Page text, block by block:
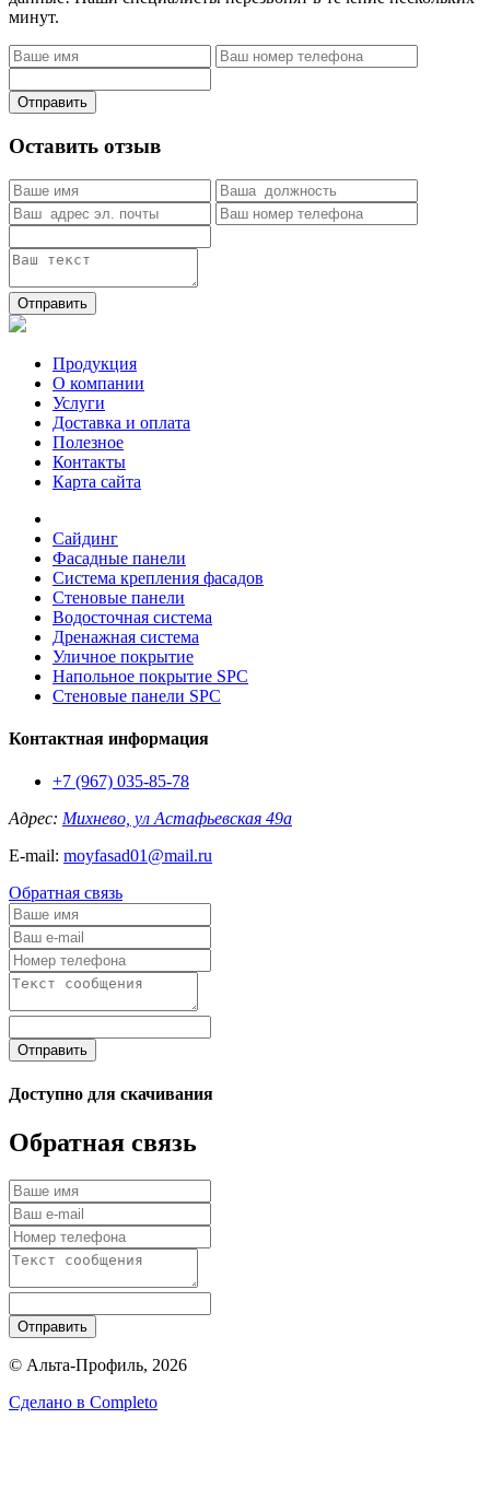
минут.
Отправить
Оставить отзыв
Отправить
Продукция
О компании
Услуги
Доставка и оплата
Полезное
Контакты
Карта сайта
Сайдинг
Фасадные панели
Система крепления фасадов
Стеновые панели
Водосточная система
Дренажная система
Уличное покрытие
Напольное покрытие SPC
Стеновые панели SPC
Контактная информация
+7 (967) 035-85-78
Адрес: Михнево, ул Астафьевская 49а
E-mail: moyfasad01@mail.ru
Обратная связь
Отправить
Доступно для скачивания
Обратная связь
Отправить
© Альта-Профиль, 2026
Сделано в Completo